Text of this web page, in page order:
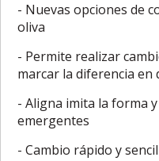
- Nuevas opciones de
oliva
- Permite realizar
marcar la diferencia en
- Aligna imita la forma
emergentes
- Cambio rápido y